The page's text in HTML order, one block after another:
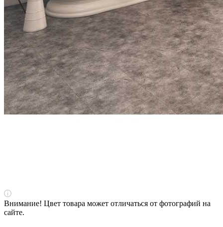
Внимание! Цвет товара может отличаться от фотографий на
сайте.